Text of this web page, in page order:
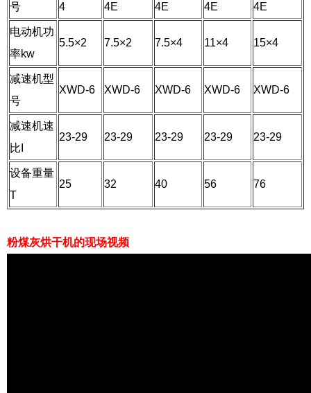
号
4
4E
4E
4E
4E
电动机功
率kw
5.5×2 7.5×2 7.5×4 11×4 15×4
减速机型
号
XWD-6 XWD-6 XWD-6 XWD-6 XWD-6
减速机速
比I
23-29 23-29 23-29 23-29 23-29
设备重量
T
25 32 40 56 76
粉煤灰烘干机的现场视频